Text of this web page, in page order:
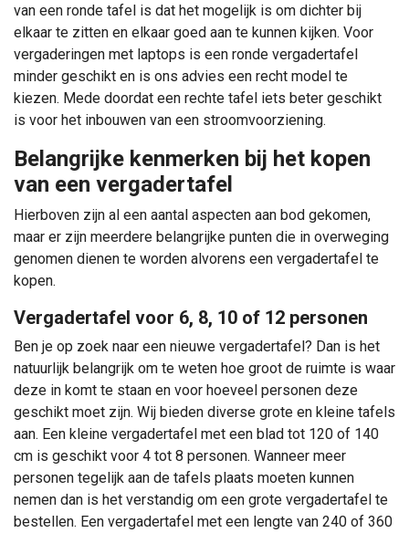
van een ronde tafel is dat het mogelijk is om dichter bij
elkaar te zitten en elkaar goed aan te kunnen kijken. Voor
vergaderingen met laptops is een ronde vergadertafel
minder geschikt en is ons advies een recht model te
kiezen. Mede doordat een rechte tafel iets beter geschikt
is voor het inbouwen van een stroomvoorziening.
Belangrijke kenmerken bij het kopen
van een vergadertafel
Hierboven zijn al een aantal aspecten aan bod gekomen,
maar er zijn meerdere belangrijke punten die in overweging
genomen dienen te worden alvorens een vergadertafel te
kopen.
Vergadertafel voor 6, 8, 10 of 12 personen
Ben je op zoek naar een nieuwe vergadertafel? Dan is het
natuurlijk belangrijk om te weten hoe groot de ruimte is waar
deze in komt te staan en voor hoeveel personen deze
geschikt moet zijn. Wij bieden diverse grote en kleine tafels
aan. Een kleine vergadertafel met een blad tot 120 of 140
cm is geschikt voor 4 tot 8 personen. Wanneer meer
personen tegelijk aan de tafels plaats moeten kunnen
nemen dan is het verstandig om een grote vergadertafel te
bestellen. Een vergadertafel met een lengte van 240 of 360